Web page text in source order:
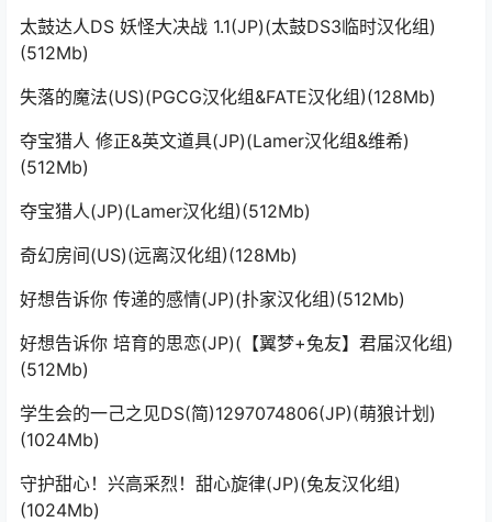
太鼓达人DS 妖怪大决战 1.1(JP)(太鼓DS3临时汉化组)
(512Mb)
失落的魔法(US)(PGCG汉化组&FATE汉化组)(128Mb)
夺宝猎人 修正&英文道具(JP)(Lamer汉化组&维希)
(512Mb)
夺宝猎人(JP)(Lamer汉化组)(512Mb)
奇幻房间(US)(远离汉化组)(128Mb)
好想告诉你 传递的感情(JP)(扑家汉化组)(512Mb)
好想告诉你 培育的思恋(JP)(【翼梦+兔友】君届汉化组)
(512Mb)
学生会的一己之见DS(简)1297074806(JP)(萌狼计划)
(1024Mb)
守护甜心！兴高采烈！甜心旋律(JP)(兔友汉化组)
(1024Mb)